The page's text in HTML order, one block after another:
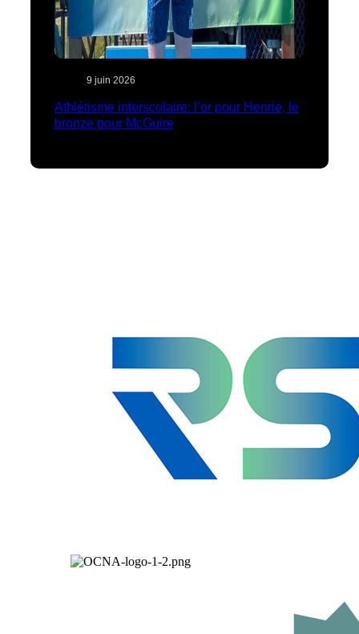
9 juin 2026
Athlétisme interscolaire: l’or pour Henrie, le
bronze pour McGuire